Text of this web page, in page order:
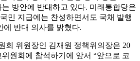
방안에 반대하고 있다. 미래통합당은
민 지급에는 찬성하면서도 국채 발행
에 반대 의사를 밝혔다.
회 위원장인 김재원 정책위의장은 20
원회에 참석하기에 앞서 “앞으로 코